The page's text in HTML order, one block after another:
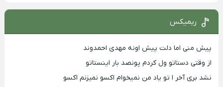
ریمیکس
پیش منی اما دلت پیش اونه مهدی احمدوند
از وقتی دستاتو ول کردم پونصد بار اینستاتو
نشد بری آخر ا تو یاد من نمیخوام اکسو نمیزنم اکسو